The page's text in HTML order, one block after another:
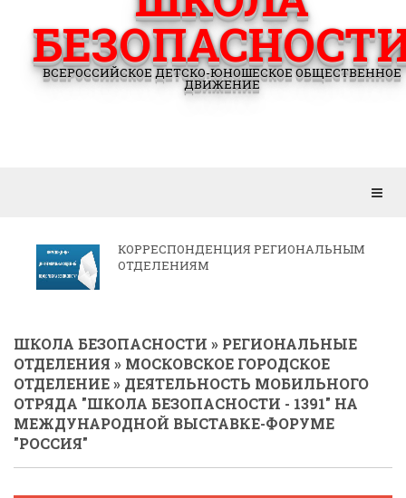
ВСЕРОССИЙСКОЕ ДЕТСКО-ЮНОШЕСКОЕ ОБЩЕСТВЕННОЕ
ДВИЖЕНИЕ
КОРРЕСПОНДЕНЦИЯ РЕГИОНАЛЬНЫМ
ОТДЕЛЕНИЯМ
ШКОЛА БЕЗОПАСНОСТИ » РЕГИОНАЛЬНЫЕ
ОТДЕЛЕНИЯ » МОСКОВСКОЕ ГОРОДСКОЕ
ОТДЕЛЕНИЕ» ДЕЯТЕЛЬНОСТЬ МОБИЛЬНОГО
ОТРЯДА "ШКОЛА БЕЗОПАСНОСТИ - 1391" НА
МЕЖДУНАРОДНОЙ ВЫСТАВКЕ-ФОРУМЕ
"РОССИЯ"